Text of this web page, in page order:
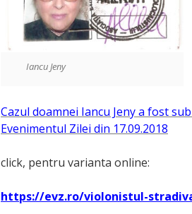
Iancu Jeny
Cazul doamnei Iancu Jeny a fost
Evenimentul Zilei din 17.09.2018
click, pentru varianta online:
https://evz.ro/violonistul-